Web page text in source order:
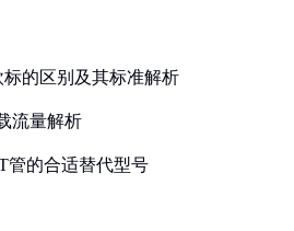
的区别及其标准解析
流量解析
管的合适替代型号